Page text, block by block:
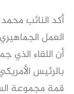
أكد النائب
العمل
أن اللقاء الذي
بالرئيس
قمة مجموعة